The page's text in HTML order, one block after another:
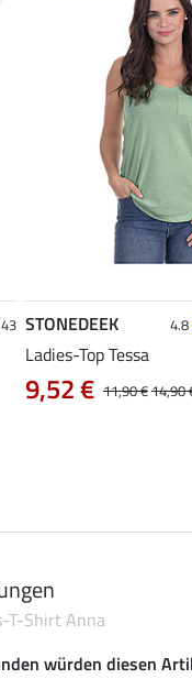
STONEDEEK 4.8
Ladies-Top Tessa
11,90 €14,90
9,52 €
T-Shirt Anna
würden diesen